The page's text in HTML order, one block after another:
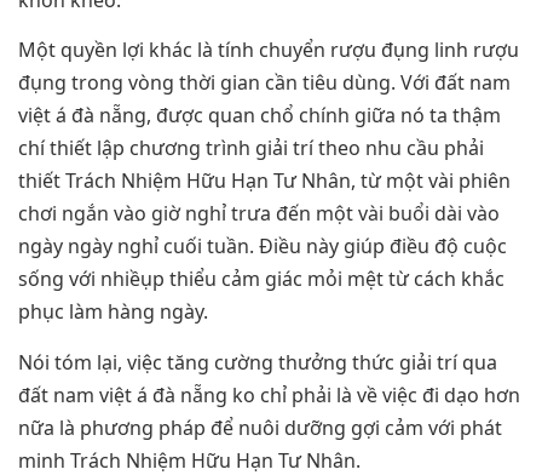
Một quyền lợi khác là tính chuyển rượu đụng linh rượu
đụng trong vòng thời gian cần tiêu dùng. Với đất nam
việt á đà nẵng, được quan chổ chính giữa nó ta thậm
chí thiết lập chương trình giải trí theo nhu cầu phải
thiết Trách Nhiệm Hữu Hạn Tư Nhân, từ một vài phiên
chơi ngắn vào giờ nghỉ trưa đến một vài buổi dài vào
ngày ngày nghỉ cuối tuần. Điều này giúp điều độ cuộc
sống với nhiềụp thiểu cảm giác mỏi mệt từ cách khắc
phục làm hàng ngày.
Nói tóm lại, việc tăng cường thưởng thức giải trí qua
đất nam việt á đà nẵng ko chỉ phải là về việc đi dạo hơn
nữa là phương pháp để nuôi dưỡng gợi cảm với phát
minh Trách Nhiệm Hữu Hạn Tư Nhân.